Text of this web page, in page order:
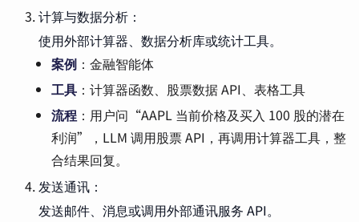
计算与数据分析：
使用外部计算器、数据分析库或统计工具。
案例 ：金融智能体
工具 ：计算器函数、股票数据 API、表格工具
流程 ：用户问“AAPL 当前价格及买入 100 股的潜在
利润”，LLM 调用股票 API，再调用计算器工具，整
合结果回复。
发送通讯：
发送邮件、消息或调用外部通讯服务 API。